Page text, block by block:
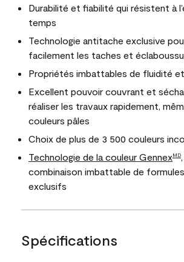
Durabilité et fiabilité qui résistent à
temps
Technologie antitache exclusive
facilement les taches et
Propriétés imbattables de fluidité
Excellent pouvoir couvrant et
réaliser les travaux rapidement,
couleurs pâles
Choix de plus de 3 500 couleurs
Technologie de la couleur GennexMD
combinaison imbattable de
exclusifs
Spécifications